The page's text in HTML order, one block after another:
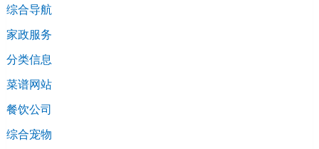
综合导航
家政服务
分类信息
菜谱网站
餐饮公司
综合宠物